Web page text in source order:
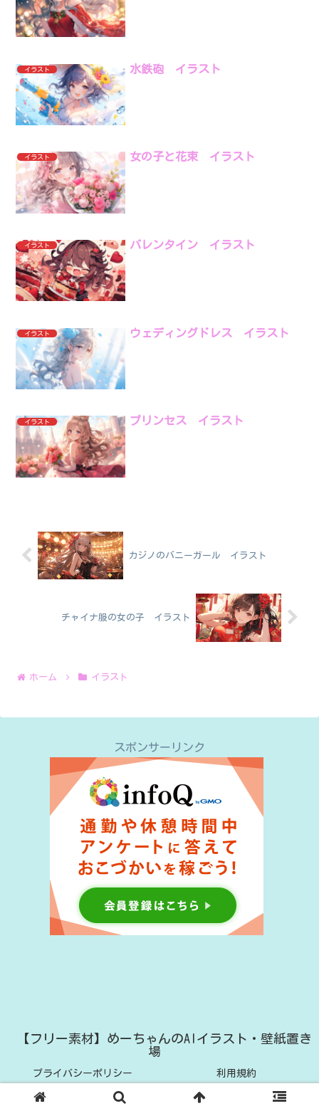
イラスト 水鉄砲 イラスト
イラスト 女の子と花束 イラスト
イラスト バレンタイン イラスト
イラスト ウェディングドレス イラスト
イラスト プリンセス イラスト
カジノのバニーガール イラスト
チャイナ服の女の子 イラスト
ホーム イラスト
スポンサーリンク
【フリー素材】めーちゃんのAIイラスト・壁紙置き
場
プライバシーポリシー 利用規約
© 2023 【フリー素材】めーちゃんのAIイラスト・壁紙置き場.